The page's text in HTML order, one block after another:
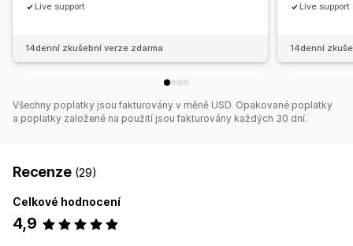
Live support
14denní zkušební verze zdarma
Live support
14denní
Všechny poplatky jsou fakturovány v měně USD. Opakované poplatky
a poplatky založené na použití jsou fakturovány každých 30 dní.
Recenze (29)
Celkové hodnocení
4,9